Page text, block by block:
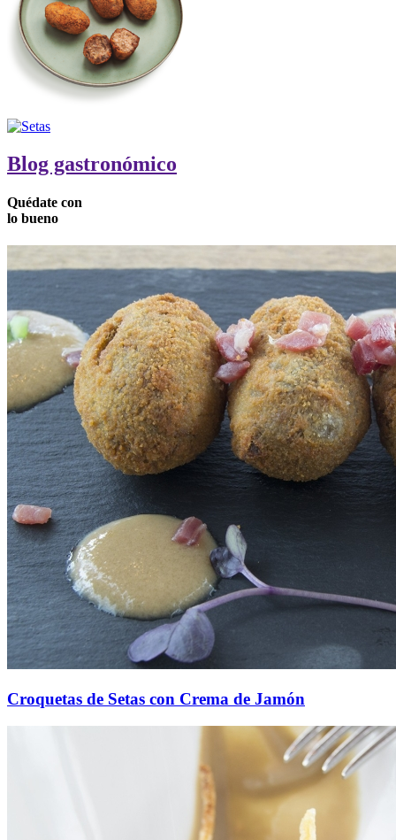
Blog gastronómico
Quédate con
lo bueno
Croquetas de Setas con Crema de Jamón